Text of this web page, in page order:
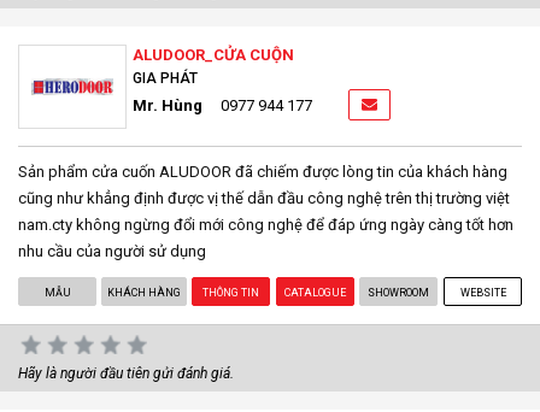
ALUDOOR_CỬA CUỘN
GIA PHÁT
Mr. Hùng 0977 944 177
Sản phẩm cửa cuốn ALUDOOR đã chiếm được lòng tin của khách hàng
cũng như khẳng định được vị thế dẫn đầu công nghệ trên thị trường việt
nam.cty không ngừng đổi mới công nghệ để đáp ứng ngày càng tốt hơn
nhu cầu của người sử dụng
MẪU KHÁCH HÀNG THÔNG TIN CATALOGUE SHOWROOM WEBSITE
Hãy là người đầu tiên gửi đánh giá.